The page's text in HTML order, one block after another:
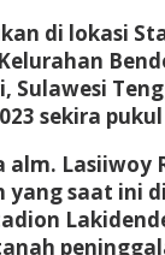
di lokasi
Sulawesi
sekira
alm. Lasiiwoy
saat ini